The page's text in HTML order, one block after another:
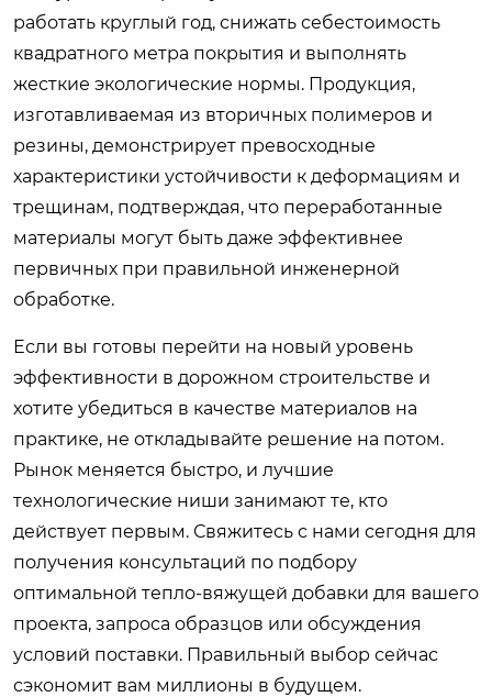
работать круглый год, снижать себестоимость
квадратного метра покрытия и выполнять
жесткие экологические нормы. Продукция,
изготавливаемая из вторичных полимеров и
резины, демонстрирует превосходные
характеристики устойчивости к деформациям и
трещинам, подтверждая, что переработанные
материалы могут быть даже эффективнее
первичных при правильной инженерной
обработке.
Если вы готовы перейти на новый уровень
эффективности в дорожном строительстве и
хотите убедиться в качестве материалов на
практике, не откладывайте решение на потом.
Рынок меняется быстро, и лучшие
технологические ниши занимают те, кто
действует первым. Свяжитесь с нами сегодня для
получения консультаций по подбору
оптимальной тепло-вяжущей добавки для вашего
проекта, запроса образцов или обсуждения
условий поставки. Правильный выбор сейчас
сэкономит вам миллионы в будущем.